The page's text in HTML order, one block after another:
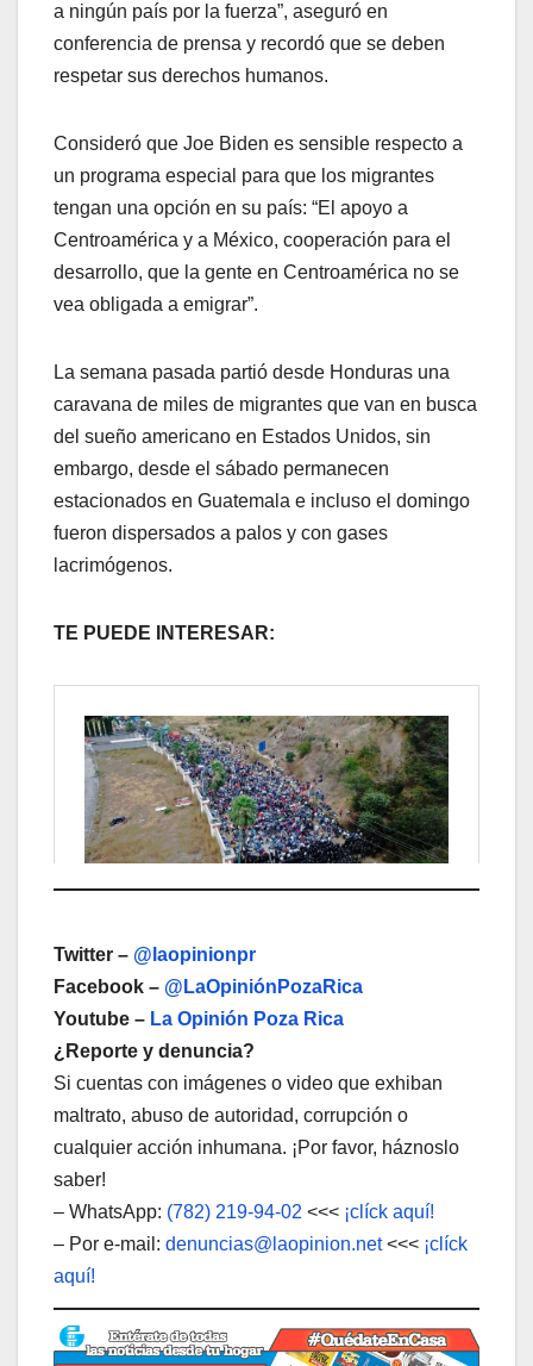
a ningún país por la fuerza”, aseguró en
conferencia de prensa y recordó que se deben
respetar sus derechos humanos.
Consideró que Joe Biden es sensible respecto a
un programa especial para que los migrantes
tengan una opción en su país: “El apoyo a
Centroamérica y a México, cooperación para el
desarrollo, que la gente en Centroamérica no se
vea obligada a emigrar”.
La semana pasada partió desde Honduras una
caravana de miles de migrantes que van en busca
del sueño americano en Estados Unidos, sin
embargo, desde el sábado permanecen
estacionados en Guatemala e incluso el domingo
fueron dispersados a palos y con gases
lacrimógenos.
TE PUEDE INTERESAR:
Twitter – @laopinionpr
Facebook – @LaOpiniónPozaRica
Youtube – La Opinión Poza Rica
¿Reporte y denuncia?
Si cuentas con imágenes o video que exhiban
maltrato, abuso de autoridad, corrupción o
cualquier acción inhumana. ¡Por favor, háznoslo
saber!
– WhatsApp: (782) 219-94-02 <<< ¡clíck aquí!
– Por e-mail: denuncias@laopinion.net<<< ¡clíck
aquí!